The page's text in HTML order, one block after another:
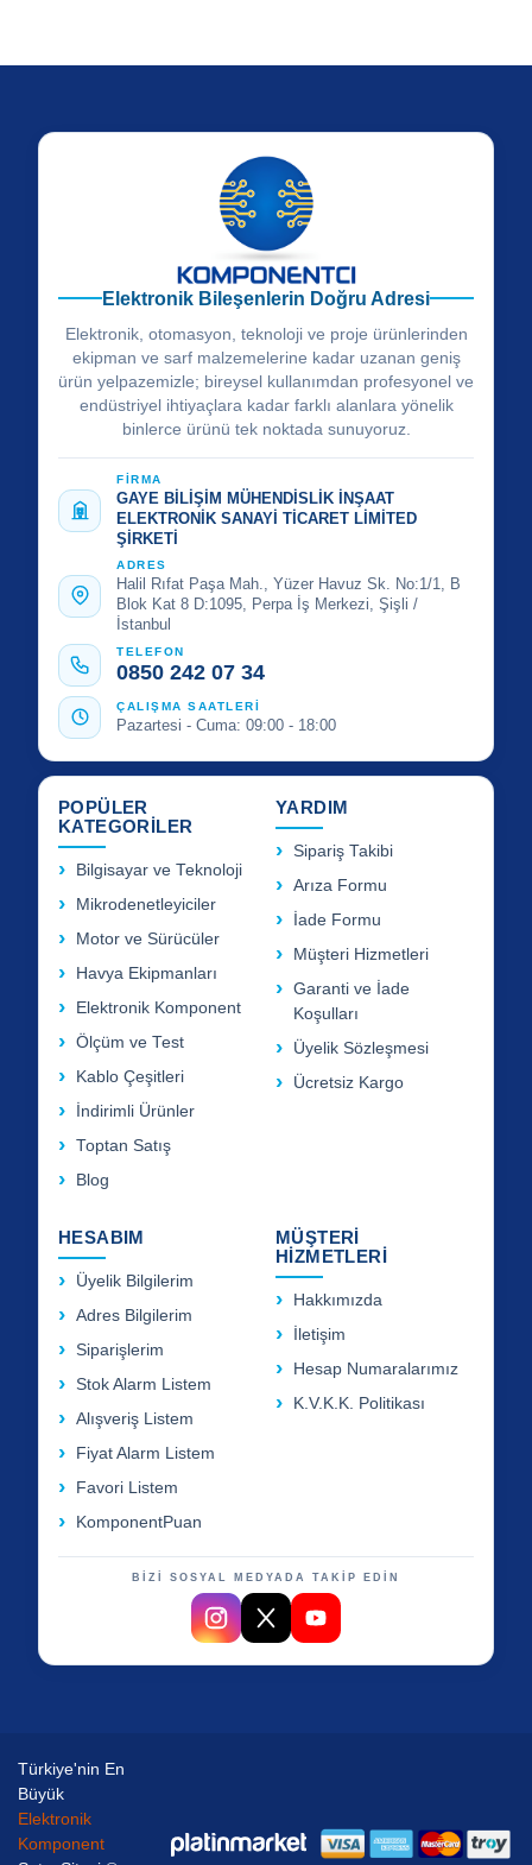
Elektronik Bileşenlerin Doğru Adresi
Elektronik, otomasyon, teknoloji ve proje ürünlerinden
ekipman ve sarf malzemelerine kadar uzanan geniş
ürün yelpazemizle; bireysel kullanımdan profesyonel ve
endüstriyel ihtiyaçlara kadar farklı alanlara yönelik
binlerce ürünü tek noktada sunuyoruz.
FİRMA
GAYE BİLİŞİM MÜHENDİSLİK İNŞAAT
ELEKTRONİK SANAYİ TİCARET LİMİTED
ŞİRKETİ
ADRES
Halil Rıfat Paşa Mah., Yüzer Havuz Sk. No:1/1, B
Blok Kat 8 D:1095, Perpa İş Merkezi, Şişli /
İstanbul
TELEFON
0850 242 07 34
ÇALIŞMA SAATLERİ
Pazartesi - Cuma: 09:00 - 18:00
POPÜLER
KATEGORİLER
Bilgisayar ve Teknoloji
Mikrodenetleyiciler
Motor ve Sürücüler
Havya Ekipmanları
Elektronik Komponent
Ölçüm ve Test
Kablo Çeşitleri
İndirimli Ürünler
Toptan Satış
Blog
YARDIM
Sipariş Takibi
Arıza Formu
İade Formu
Müşteri Hizmetleri
Garanti ve İade
Koşulları
Üyelik Sözleşmesi
Ücretsiz Kargo
HESABIM
Üyelik Bilgilerim
Adres Bilgilerim
Siparişlerim
Stok Alarm Listem
Alışveriş Listem
Fiyat Alarm Listem
Favori Listem
KomponentPuan
MÜŞTERİ
HİZMETLERİ
Hakkımızda
İletişim
Hesap Numaralarımız
K.V.K.K. Politikası
BİZİ SOSYAL MEDYADA TAKİP EDİN
Türkiye'nin En
Büyük
Elektronik
Komponent